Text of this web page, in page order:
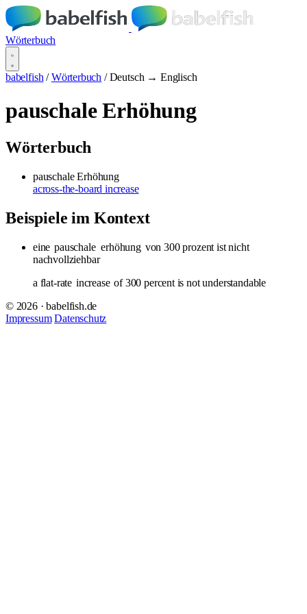
Wörterbuch
babelfish / Wörterbuch / Deutsch → Englisch
pauschale Erhöhung
Wörterbuch
pauschale Erhöhung
across-the-board increase
Beispiele im Kontext
eine pauschale erhöhung von 300 prozent ist nicht
nachvollziehbar
a flat-rate increase of 300 percent is not understandable
© 2026 · babelfish.de
Impressum Datenschutz